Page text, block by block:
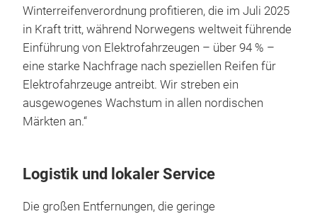
Winterreifenverordnung profitieren, die im Juli 2025
in Kraft tritt, während Norwegens weltweit führende
Einführung von Elektrofahrzeugen – über 94 % –
eine starke Nachfrage nach speziellen Reifen für
Elektrofahrzeuge antreibt. Wir streben ein
ausgewogenes Wachstum in allen nordischen
Märkten an.“
Logistik und lokaler Service
Die großen Entfernungen, die geringe